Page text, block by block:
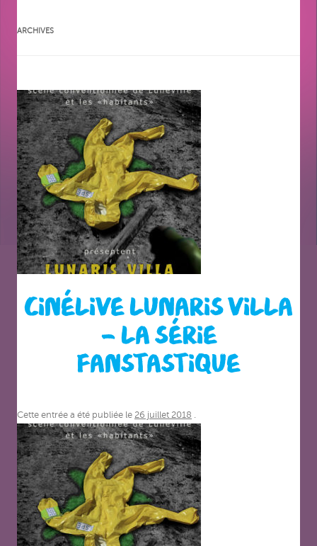
ARCHIVES
CINÉLIVE LUNARIS VILLA
– LA SÉRIE
FANSTASTIQUE
Cette entrée a été publiée le 26 juillet 2018 .